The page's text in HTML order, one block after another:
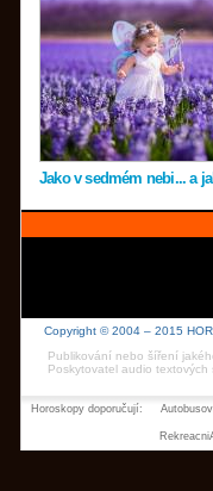
Jako v sedmém nebi... a
Copyright © 2004 – 2015
Publikování nebo šíření
Poskytovatel audio
Horoskopy doporučují: